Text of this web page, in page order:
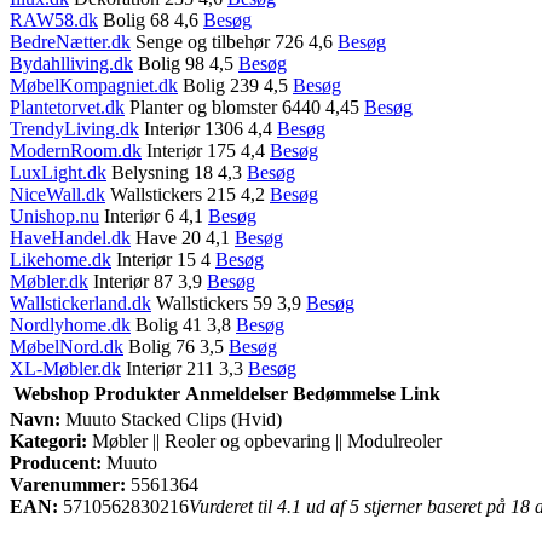
RAW58.dk Bolig 68 4,6 Besøg
BedreNætter.dk Senge og tilbehør 726 4,6 Besøg
Bydahlliving.dk Bolig 98 4,5 Besøg
MøbelKompagniet.dk Bolig 239 4,5 Besøg
Plantetorvet.dk Planter og blomster 6440 4,45 Besøg
TrendyLiving.dk Interiør 1306 4,4 Besøg
ModernRoom.dk Interiør 175 4,4 Besøg
LuxLight.dk Belysning 18 4,3 Besøg
NiceWall.dk Wallstickers 215 4,2 Besøg
Unishop.nu Interiør 6 4,1 Besøg
HaveHandel.dk Have 20 4,1 Besøg
Likehome.dk Interiør 15 4 Besøg
Møbler.dk Interiør 87 3,9 Besøg
Wallstickerland.dk Wallstickers 59 3,9 Besøg
Nordlyhome.dk Bolig 41 3,8 Besøg
MøbelNord.dk Bolig 76 3,5 Besøg
XL-Møbler.dk Interiør 211 3,3 Besøg
Webshop Produkter Anmeldelser Bedømmelse Link
Navn: Muuto Stacked Clips (Hvid)
Kategori: Møbler || Reoler og opbevaring || Modulreoler
Producent: Muuto
Varenummer: 5561364
EAN: 5710562830216Vurderet til 4.1 ud af 5 stjerner baseret på 18